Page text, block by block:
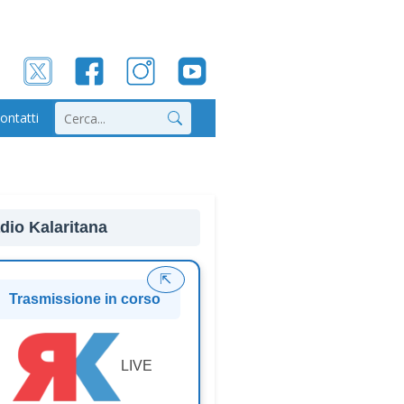
Cerca
Kalaritana
Trasmissione in corso
LIVE
⇱